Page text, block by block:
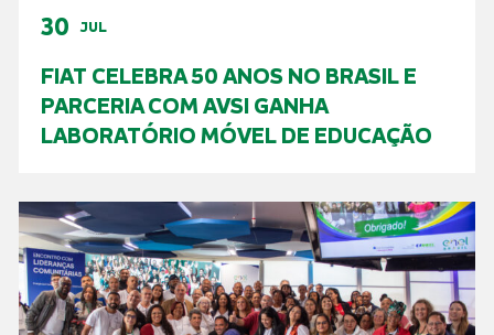
30 JUL
FIAT CELEBRA 50 ANOS NO BRASIL E
PARCERIA COM AVSI GANHA
LABORATÓRIO MÓVEL DE EDUCAÇÃO